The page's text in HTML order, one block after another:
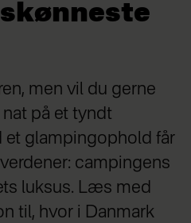
men vil du gerne
på et tyndt
glampingophold får
campingens
luksus. Læs med
til, hvor i Danmark